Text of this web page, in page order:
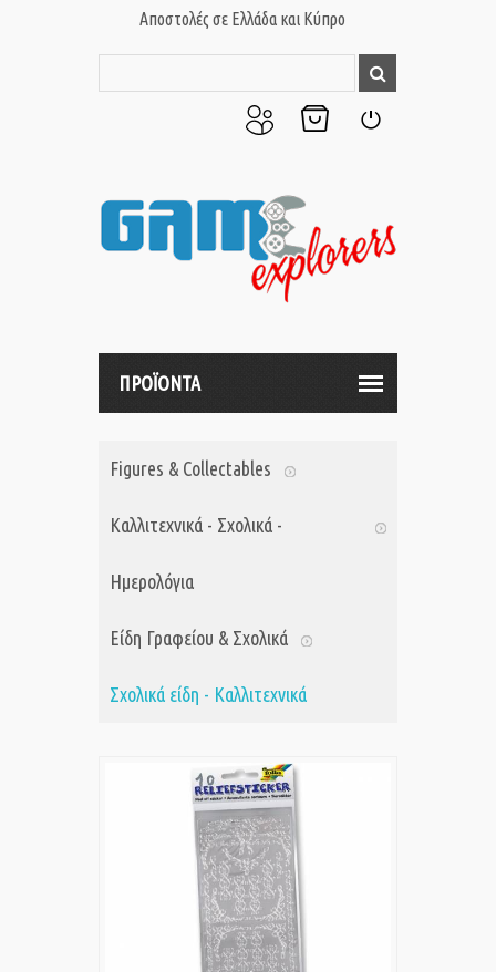
Αποστολές σε Ελλάδα και Κύπρο
μου
ΠΡΟΪΟΝΤΑ
Figures & Collectables
Καλλιτεχνικά - Σχολικά -
Ημερολόγια
Είδη Γραφείου & Σχολικά
Σχολικά είδη - Καλλιτεχνικά